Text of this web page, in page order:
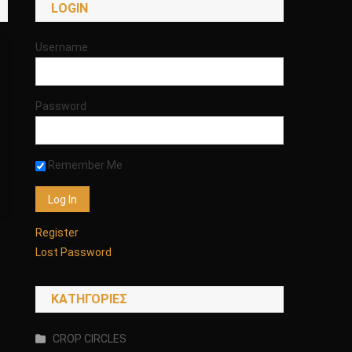
LOGIN
Username
Password
Remember Me
Register
Lost Password
KΑΤΗΓΟΡΊΕΣ
CROP CIRCLES